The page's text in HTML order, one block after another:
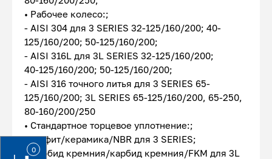
0
• Рабочее колесо:;
- AISI 304 для 3 SERIES 32-125/160/200; 40-
125/160/200; 50-125/160/200;
- AISI 316L для 3L SERIES 32-125/160/200;
40-125/160/200; 50-125/160/200;
- AISI 316 точного литья для 3 SERIES 65-
125/160/200; 3L SERIES 65-125/160/200, 65-250,
80-160/200/250
• Стандартное торцевое уплотнение:;
- Графит/керамика/NBR для 3 SERIES;
- Карбид кремния/карбид кремния/FKM для 3L